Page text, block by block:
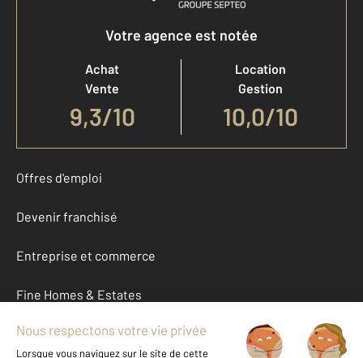
Votre agence est notée
Achat
Vente
9,3/10
Location
Gestion
10,0/10
Offres d'emploi
Devenir franchisé
Entreprise et commerce
Fine Homes & Estates
À propos